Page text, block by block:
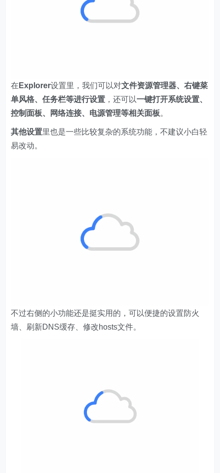
在 Explorer设置里，我们可以对文件资源管理器、右键菜
单风格、任务栏等进行设置 ，还可以一键打开系统设置、
控制面板、网络连接、电源管理等相关面板。
其他设置里也是一些比较复杂的系统功能，不建议小白轻
易改动。
不过右侧的小功能还是挺实用的，可以便捷的设置防火
墙、刷新DNS缓存、修改hosts文件。